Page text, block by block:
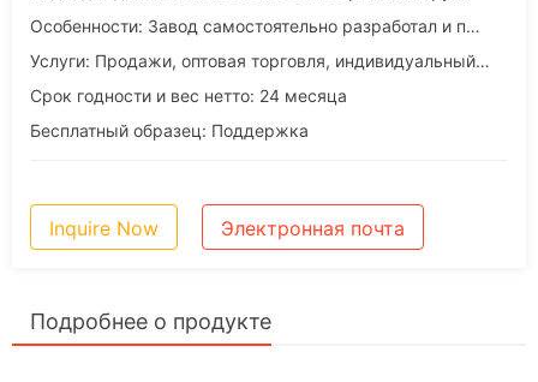
Особенности: Завод самостоятельно разработал и произвел
Услуги: Продажи, оптовая торговля, индивидуальный подход, OEM и ODM
Срок годности и вес нетто: 24 месяца
Бесплатный образец: Поддержка
Inquire Now Электронная почта
Подробнее о продукте